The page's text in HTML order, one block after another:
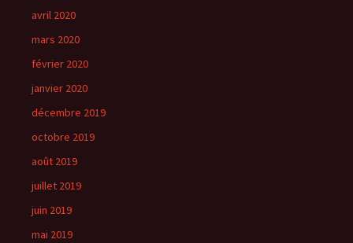
avril 2020
mars 2020
février 2020
janvier 2020
décembre 2019
octobre 2019
août 2019
juillet 2019
juin 2019
mai 2019